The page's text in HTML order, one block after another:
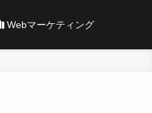
Webマーケティング